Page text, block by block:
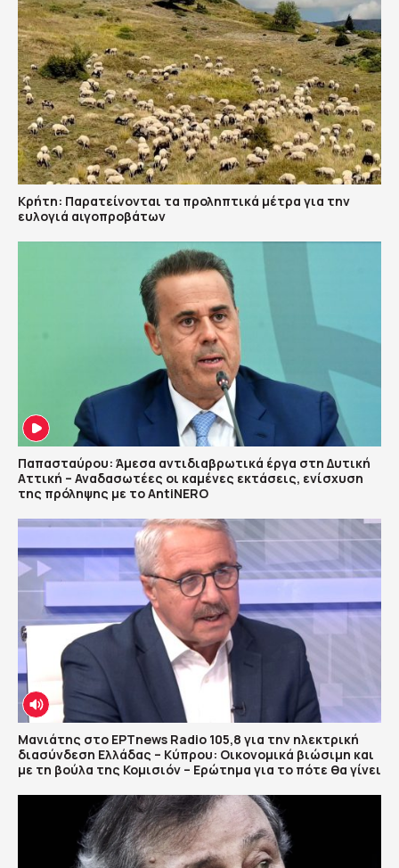
Κρήτη: Παρατείνονται τα προληπτικά μέτρα για την
ευλογιά αιγοπροβάτων
Παπασταύρου: Άμεσα αντιδιαβρωτικά έργα στη Δυτική
Αττική – Αναδασωτέες οι καμένες εκτάσεις, ενίσχυση
της πρόληψης με το AntiNERO
Μανιάτης στο ΕΡΤnews Radio 105,8 για την ηλεκτρική
διασύνδεση Ελλάδας – Κύπρου: Οικονομικά βιώσιμη και
με τη βούλα της Κομισιόν – Ερώτημα για το πότε θα γίνει